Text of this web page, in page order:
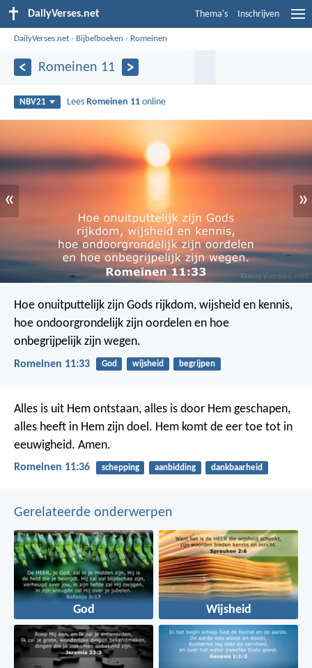
DailyVerses.net Thema's Inschrijven
DailyVerses.net › Bijbelboeken › Romeinen
Romeinen 11
NBV21 Lees Romeinen 11 online
« »
Hoe onuitputtelijk zijn Gods rijkdom, wijsheid en kennis,
hoe ondoorgrondelijk zijn oordelen en hoe
onbegrijpelijk zijn wegen.
Romeinen 11:33 God wijsheid begrijpen
Alles is uit Hem ontstaan, alles is door Hem geschapen,
alles heeft in Hem zijn doel. Hem komt de eer toe tot in
eeuwigheid. Amen.
Romeinen 11:36 schepping aanbidding dankbaarheid
Gerelateerde onderwerpen
God Wijsheid